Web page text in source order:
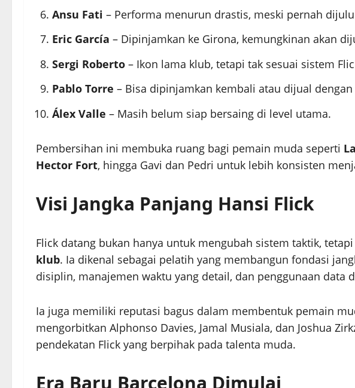
Ansu Fati – Performa menurun drastis, meski pernah
Eric García – Dipinjamkan ke Girona, kemungkinan akan
Sergi Roberto – Ikon lama klub, tetapi tak sesuai sistem
Pablo Torre – Bisa dipinjamkan kembali atau dijual dengan
Álex Valle – Masih belum siap bersaing di level utama.
Pembersihan ini membuka ruang bagi pemain muda seperti
Hector Fort, hingga Gavi dan Pedri untuk lebih konsisten
Visi Jangka Panjang Hansi Flick
Flick datang bukan hanya untuk mengubah sistem taktik,
klub. Ia dikenal sebagai pelatih yang membangun fondasi
disiplin, manajemen waktu yang detail, dan penggunaan data
Ia juga memiliki reputasi bagus dalam membentuk pemain
mengorbitkan Alphonso Davies, Jamal Musiala, dan Joshua
pendekatan Flick yang berpihak pada talenta muda.
Era Baru Barcelona Dimulai